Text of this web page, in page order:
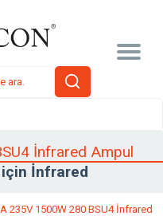
İnfrared Ampul
için İnfrared
235V 1500W 280 BSU4 İnfrared